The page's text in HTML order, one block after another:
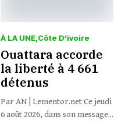
À LA UNE Côte D’ivoire
Ouattara accorde
la liberté à 4 661
détenus
Par AN | Lementor.net Ce jeudi
6 août 2026, dans son message...